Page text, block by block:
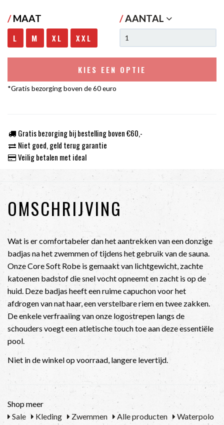
/MAAT
L M XL XXL
/AANTAL
KIES EEN OPTIE
*Gratis bezorging boven de 60 euro
Gratis bezorging bij bestelling boven €60,-
Niet goed, geld terug garantie
Veilig betalen met ideal
OMSCHRIJVING
Wat is er comfortabeler dan het aantrekken van een donzige
badjas na het zwemmen of tijdens het gebruik van de sauna.
Onze Core Soft Robe is gemaakt van lichtgewicht, zachte
katoenen badstof die snel vocht opneemt en zacht is op de
huid. Deze badjas heeft een ruime capuchon voor het
afdrogen van nat haar, een verstelbare riem en twee zakken.
De enkele verfraaiing van onze logostrepen langs de
schouders voegt een atletische touch toe aan deze essentiële
pool.
Niet in de winkel op voorraad, langere levertijd.
Shop meer
Sale
Kleding Zwemmen Alle producten
Waterpolo